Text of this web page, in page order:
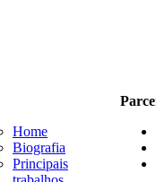
Home
Biografia
Principais